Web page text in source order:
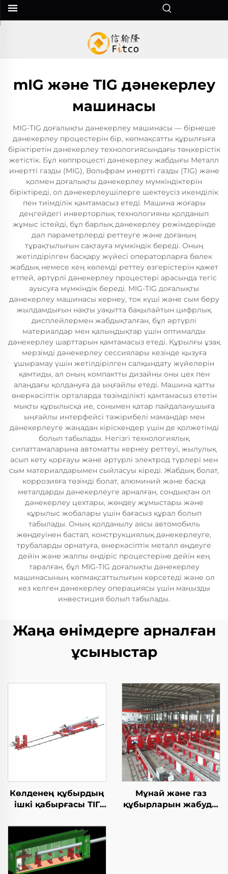
mIG және TIG дәнекерлеу
машинасы
MIG-TIG доғалықты дәнекерлеу машинасы — бірнеше
дәнекерлеу процестерін бір, көпмақсатты құрылғыға
біріктіретін дәнекерлеу технологиясындағы төңкерістік
жетістік. Бұл көппроцесті дәнекерлеу жабдығы Металл
инертті газды (MIG), Вольфрам инертті газды (TIG) және
қолмен доғалықты дәнекерлеу мүмкіндіктерін
біріктіреді, ол дәнекерлеушілерге шектеусіз икемділік
пен тиімділік қамтамасыз етеді. Машина жоғары
деңгейдегі инверторлық технологияны қолданып
жұмыс істейді, бұл барлық дәнекерлеу режімдерінде
дәл параметрлерді реттеуге және доғаның
тұрақтылығын сақтауға мүмкіндік береді. Оның
жетілдірілген басқару жүйесі операторларға бөлек
жабдық немесе кең көлемді реттеу өзгерістерін қажет
етпей, әртүрлі дәнекерлеу процестері арасында тегіс
ауысуға мүмкіндік береді. MIG-TIG доғалықты
дәнекерлеу машинасы кернеу, ток күші және сым беру
жылдамдығын нақты уақытта бақылайтын цифрлық
дисплейлермен жабдықталған, бұл әртүрлі
материалдар мен қалыңдықтар үшін оптималды
дәнекерлеу шарттарын қамтамасыз етеді. Құрылғы ұзақ
мерзімді дәнекерлеу сессиялары кезінде қызуға
ұшырамау үшін жетілдірілген салқындату жүйелерін
қамтиды, ал оның компактты дизайны оны цех пен
алаңдағы қолдануға да ыңғайлы етеді. Машина қатты
өнеркәсіптік орталарда төзімділікті қамтамасыз ететін
мықты құрылысқа ие, сонымен қатар пайдаланушыға
ыңғайлы интерфейсі тәжірибелі мамандар мен
дәнекерлеуге жаңадан кіріскендер үшін де қолжетімді
болып табылады. Негізгі технологиялық
сипаттамаларына автоматты кернеу реттеуі, жылулық
асып кету қорғауы және әртүрлі электрод түрлері мен
сым материалдарымен сыйласуы кіреді. Жабдық болат,
коррозияға төзімді болат, алюминий және басқа
металдарды дәнекерлеуге арналған, сондықтан ол
дәнекерлеу цехтары, жөндеу жұмыстары және
құрылыс жобалары үшін бағасыз құрал болып
табылады. Оның қолданылу аясы автомобиль
жөндеуінен бастап, конструкциялық дәнекерлеуге,
трубаларды орнатуға, өнеркәсіптік металл өңдеуге
дейін және жалпы өндіріс процестеріне дейін кең
таралған, бұл MIG-TIG доғалықты дәнекерлеу
машинасының көпмақсаттылығын көрсетеді және ол
кез келген дәнекерлеу операциясы үшін маңызды
инвестиция болып табылады.
Жаңа өнімдерге арналған
ұсыныстар
Көлденең құбырдың
ішкі қабырғасы ТІГ
Мұнай және газ
құбырларын жабуды